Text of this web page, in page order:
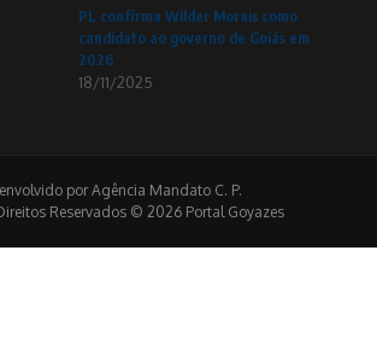
PL confirma Wilder Morais como
candidato ao governo de Goiás em
2026
18/11/2025
por Agência Mandato C. P.
Reservados © 2026 Portal Goyazes